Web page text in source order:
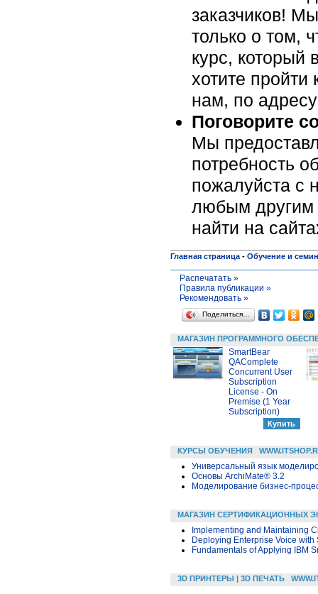
заказчиков!
только о том,
курс, который
хотите
нам, по
Поговорите
Мы
потребность
пожалуйста c
любым другим
найти на
Главная страница - Обучение и
Распечатать »
Правила публикации »
Рекомендовать »
Поделиться…
МАГАЗИН ПРОГРАММНОГО
SmartBear
QAComplete
Concurrent User
Subscription
License - On
Premise (1 Year
Subscription)
КУРСЫ ОБУЧЕНИЯ
Универсальный язык
Основы ArchiMate® 3.2
Моделирование бизнес-
МАГАЗИН СЕРТИФИКАЦИОННЫХ
Implementing and Maintaining
Deploying Enterprise Voice with
Fundamentals of Applying IBM
3D ПРИНТЕРЫ | 3D ПЕЧАТЬ